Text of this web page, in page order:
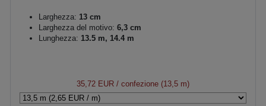
Larghezza: 13 cm
Larghezza del motivo: 6,3 cm
Lunghezza: 13.5 m, 14.4 m
35,72 EUR / confezione (13,5 m)